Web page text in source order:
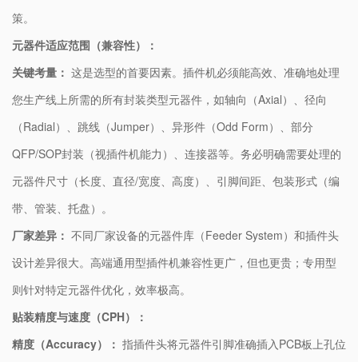
策。
​元器件适应范围（兼容性）：​
​关键考量：​ ​ 这是选型的首要因素。插件机必须能高效、准确地处理
您生产线上所需的所有封装类型元器件，如轴向（Axial）、径向
（Radial）、跳线（Jumper）、异形件（Odd Form）、部分
QFP/SOP封装（视插件机能力）、连接器等。务必明确需要处理的
元器件尺寸（长度、直径/宽度、高度）、引脚间距、包装形式（编
带、管装、托盘）。
​厂家差异：​ ​ 不同厂家设备的元器件库（Feeder System）和插件头
设计差异很大。高端通用型插件机兼容性更广，但也更贵；专用型
则针对特定元器件优化，效率极高。
​贴装精度与速度（CPH）：​
​精度（Accuracy）：​ ​ 指插件头将元器件引脚准确插入PCB板上孔位